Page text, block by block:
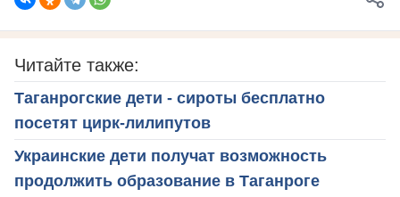
Читайте также:
Таганрогские дети - сироты бесплатно
посетят цирк-лилипутов
Украинские дети получат возможность
продолжить образование в Таганроге